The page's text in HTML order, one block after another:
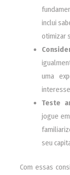
inclui
otimizar
uma
Teste
jogue
seu
Com essas